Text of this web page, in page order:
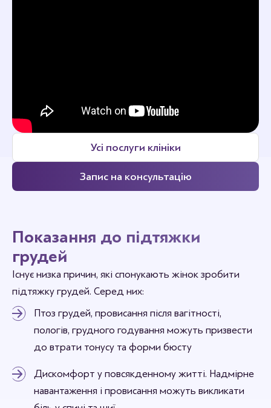
Усі послуги клініки
Запис на консультацію
Показання до підтяжки
грудей
Існує низка причин, які спонукають жінок зробити
підтяжку грудей. Серед них:
Птоз грудей, провисання після вагітності,
пологів, грудного годування можуть призвести
до втрати тонусу та форми бюсту
Дискомфорт у повсякденному житті. Надмірне
навантаження і провисання можуть викликати